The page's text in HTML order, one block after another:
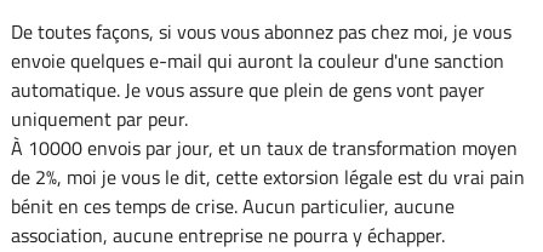
De toutes façons, si vous vous abonnez pas chez moi, je vous
envoie quelques e-mail qui auront la couleur d'une sanction
automatique. Je vous assure que plein de gens vont payer
uniquement par peur.
À 10000 envois par jour, et un taux de transformation moyen
de 2%, moi je vous le dit, cette extorsion légale est du vrai pain
bénit en ces temps de crise. Aucun particulier, aucune
association, aucune entreprise ne pourra y échapper.